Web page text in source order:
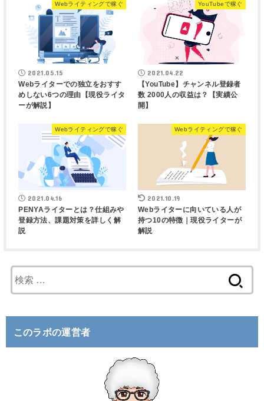
Webライティングで稼ぐ
2021.05.15
Webライターでの独立をおすす
めしない6つの理由【現役ライタ
ーが解説】
YouTubeで稼ぐ
2021.04.22
【YouTube】チャンネル登録者
数 2000人の収益は？【実績公
開】
Webライティングで稼ぐ
2021.04.16
PENYAライターとは？仕組みや
登録方法、課題対策を詳しく解
説
Webライティングで稼ぐ
2021.10.19
Webライターに向いている人が
持つ10の特徴｜現役ライターが
解説
索
このラボの運営者